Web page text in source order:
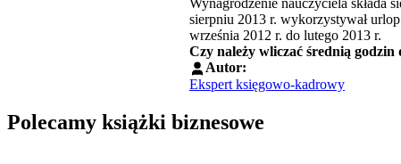
sierpniu 2013 r. wykorzystywał
września 2012 r. do lutego 2013 r.
Czy należy wliczać średnią
Autor:
Ekspert księgowo-kadrowy
Polecamy książki biznesowe